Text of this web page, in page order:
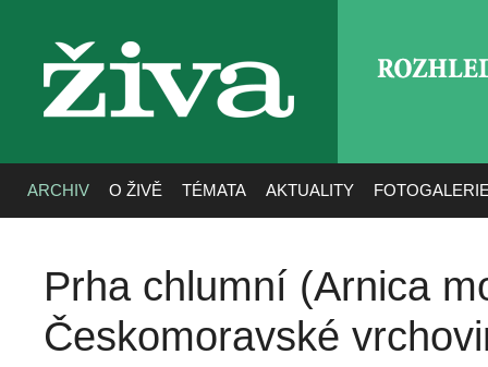
živa
ARCHIV O ŽIVĚ TÉMATA AKTUALITY
Prha chlumní (Arnica
Českomoravské